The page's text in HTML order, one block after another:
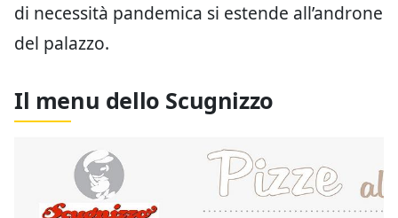
di necessità pandemica si estende all’androne
del palazzo.
Il menu dello Scugnizzo